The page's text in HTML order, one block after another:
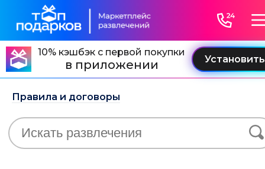
10% кэшбэк с первой покупки
в приложении
Правила и договоры